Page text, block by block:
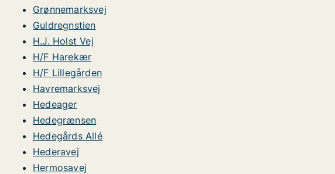
Grønnemarksvej
Guldregnstien
H.J. Holst Vej
H/F Harekær
H/F Lillegården
Havremarksvej
Hedeager
Hedegrænsen
Hedegårds Allé
Hederavej
Hermosavej